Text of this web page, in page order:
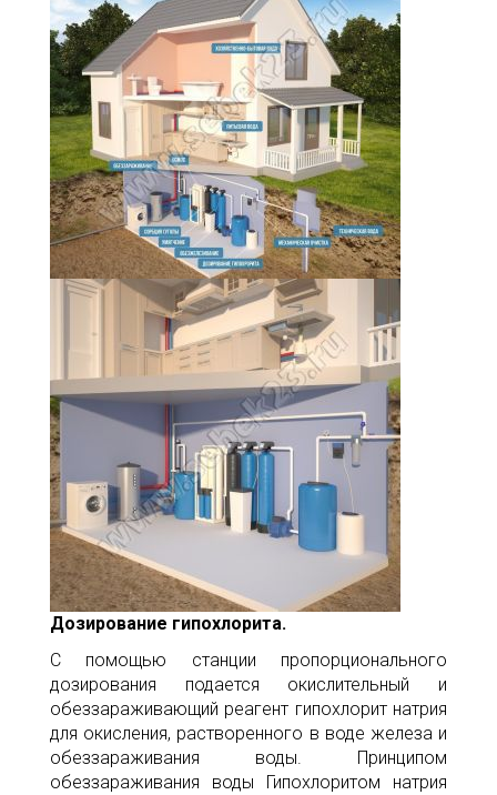
Дозирование гипохлорита.
С помощью станции пропорционального
дозирования подается окислительный и
обеззараживающий реагент гипохлорит натрия
для окисления, растворенного в воде железа и
обеззараживания воды. Принципом
обеззараживания воды Гипохлоритом натрия